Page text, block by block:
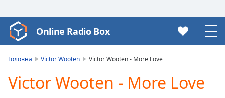
Video
Player
Play
Video
Online Radio Box
Головна Victor Wooten Victor Wooten - More Love
Victor Wooten - More Love